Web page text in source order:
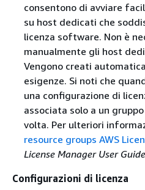
consentono di avviare
su host dedicati che
licenza software. Non è
manualmente gli host
Vengono creati
esigenze. Si noti che
una configurazione di
associata solo a un
volta. Per ulteriori
resource groups AWS
License Manager User Guide
Configurazioni di licenza